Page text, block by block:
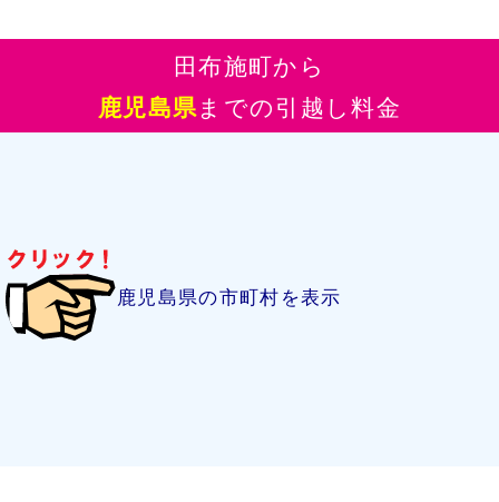
田布施町から
鹿児島県までの引越し料金
鹿児島県の市町村を表示